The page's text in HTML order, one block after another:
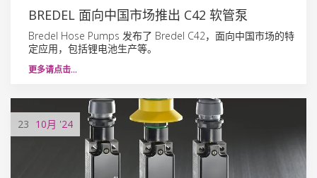
BREDEL 面向中国市场推出 C42 软管泵
Bredel Hose Pumps 发布了 Bredel C42，面向中国市场的特
定应用，包括锂电池生产等。
更多请点击…
23 10月 '24